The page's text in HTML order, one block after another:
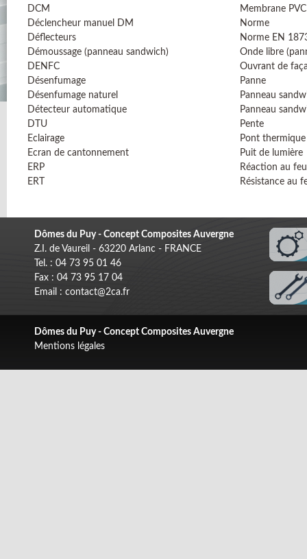
DCM
Déclencheur manuel DM
Déflecteurs
Démoussage (panneau sandwich)
DENFC
Désenfumage
Désenfumage naturel
Détecteur automatique
DTU
Eclairage
Ecran de cantonnement
ERP
ERT
Membrane PVC
Norme
Norme EN
Onde libre
Ouvrant de
Panne
Panneau
Panneau
Pente
Pont thermique
Puit de lumière
Réaction au feu
Résistance au
Dômes du Puy - Concept Composites Auvergne
Z.I. de Vaureil - 63220 Arlanc - FRANCE
Tel. : 04 73 95 01 46
Fax : 04 73 95 17 04
Email : contact@2ca.fr
Dômes du Puy - Concept Composites Auvergne
Mentions légales